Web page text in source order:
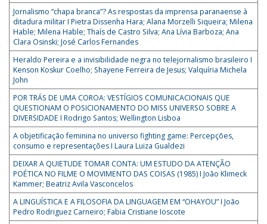
Jornalismo “chapa branca”? As respostas da imprensa paranaense à
ditadura militar I Pietra Dissenha Hara; Alana Morzelli Siqueira; Milena
Hable; Milena Hable; Thaís de Castro Silva; Ana Lívia Barboza; Ana
Clara Osinski; José Carlos Fernandes
Heraldo Pereira e a invisibilidade negra no telejornalismo brasileiro I
Kenson Koskur Coelho; Shayene Ferreira de Jesus; Valquíria Michela
John
POR TRÁS DE UMA COROA: VESTÍGIOS COMUNICACIONAIS QUE
QUESTIONAM O POSICIONAMENTO DO MISS UNIVERSO SOBRE A
DIVERSIDADE I Rodrigo Santos; Wellington Lisboa
A objetificação feminina no universo fighting game: Percepções,
consumo e representações I Laura Luiza Gualdezi
DEIXAR A QUIETUDE TOMAR CONTA: UM ESTUDO DA ATENÇÃO
POÉTICA NO FILME O MOVIMENTO DAS COISAS (1985) I João Klimeck
Kammer; Beatriz Avila Vasconcelos
A LINGUÍSTICA E A FILOSOFIA DA LINGUAGEM EM “OHAYOU” I João
Pedro Rodriguez Carneiro; Fabia Cristiane Ioscote